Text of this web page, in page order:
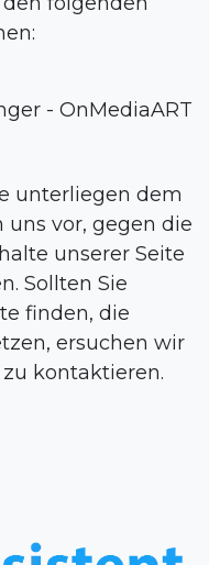
- OnMediaART
unterliegen dem
vor, gegen die
unserer Seite
Sollten Sie
finden, die
ersuchen wir
kontaktieren.